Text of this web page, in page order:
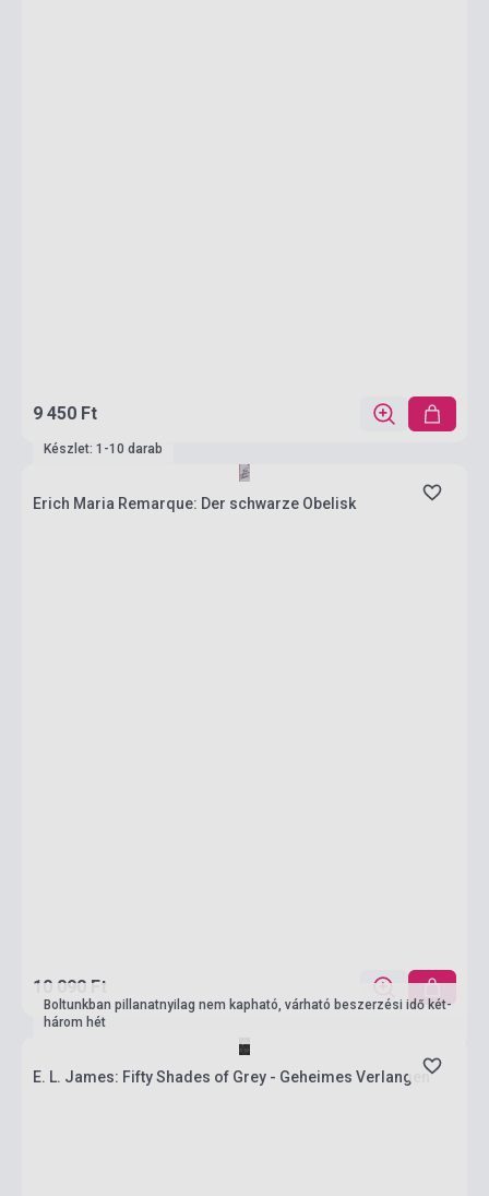
9 450 Ft
Készlet: 1-10 darab
Erich Maria Remarque: Der schwarze Obelisk
10 090 Ft
Boltunkban pillanatnyilag nem kapható, várható beszerzési idő két-
három hét
E. L. James: Fifty Shades of Grey - Geheimes Verlangen